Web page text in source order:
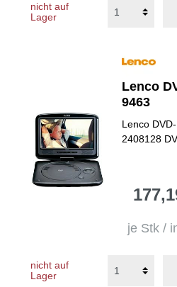
nicht auf
Lager
Lenco
9463
Lenco
2408128
je Stk /
nicht auf
Lager